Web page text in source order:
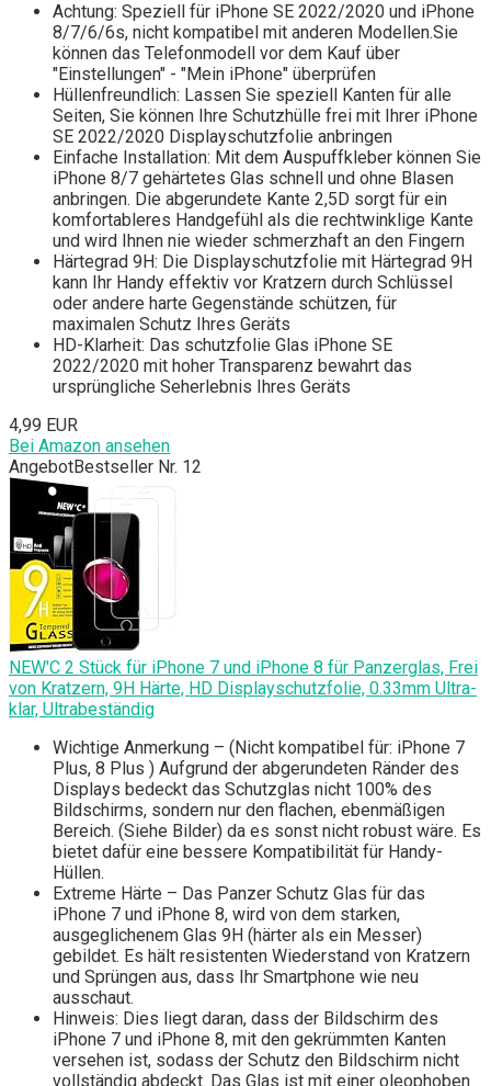
Achtung: Speziell für iPhone SE 2022/2020 und iPhone
8/7/6/6s, nicht kompatibel mit anderen Modellen.Sie
können das Telefonmodell vor dem Kauf über
"Einstellungen" - "Mein iPhone" überprüfen
Hüllenfreundlich: Lassen Sie speziell Kanten für alle
Seiten, Sie können Ihre Schutzhülle frei mit Ihrer iPhone
SE 2022/2020 Displayschutzfolie anbringen
Einfache Installation: Mit dem Auspuffkleber können Sie
iPhone 8/7 gehärtetes Glas schnell und ohne Blasen
anbringen. Die abgerundete Kante 2,5D sorgt für ein
komfortableres Handgefühl als die rechtwinklige Kante
und wird Ihnen nie wieder schmerzhaft an den Fingern
Härtegrad 9H: Die Displayschutzfolie mit Härtegrad 9H
kann Ihr Handy effektiv vor Kratzern durch Schlüssel
oder andere harte Gegenstände schützen, für
maximalen Schutz Ihres Geräts
HD-Klarheit: Das schutzfolie Glas iPhone SE
2022/2020 mit hoher Transparenz bewahrt das
ursprüngliche Seherlebnis Ihres Geräts
4,99 EUR
Bei Amazon ansehen
AngebotBestseller Nr. 12
NEW'C 2 Stück für iPhone 7 und iPhone 8 für Panzerglas, Frei
von Kratzern, 9H Härte, HD Displayschutzfolie, 0.33mm Ultra-
klar, Ultrabeständig
Wichtige Anmerkung – (Nicht kompatibel für: iPhone 7
Plus, 8 Plus ) Aufgrund der abgerundeten Ränder des
Displays bedeckt das Schutzglas nicht 100% des
Bildschirms, sondern nur den flachen, ebenmäßigen
Bereich. (Siehe Bilder) da es sonst nicht robust wäre. Es
bietet dafür eine bessere Kompatibilität für Handy-
Hüllen.
Extreme Härte – Das Panzer Schutz Glas für das
iPhone 7 und iPhone 8, wird von dem starken,
ausgeglichenem Glas 9H (härter als ein Messer)
gebildet. Es hält resistenten Wiederstand von Kratzern
und Sprüngen aus, dass Ihr Smartphone wie neu
ausschaut.
Hinweis: Dies liegt daran, dass der Bildschirm des
iPhone 7 und iPhone 8, mit den gekrümmten Kanten
versehen ist, sodass der Schutz den Bildschirm nicht
vollständig abdeckt. Das Glas ist mit einer oleophoben